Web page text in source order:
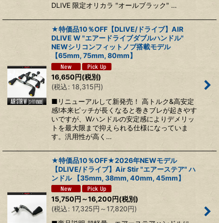
DLIVE 限定オリカラ "オールブラック" …
★特価品10％OFF【DLIVE/ドライブ】AIR
DLIVE W "エアードライブダブルハンドル"
NEWシリコンフィットノブ搭載モデル
【65mm, 75mm, 80mm】
16,650円(税別)
(税込: 18,315円)
■リニューアルして新発売！ 高トルク&高安定
感!本来ピッチが長くなると巻きブレが起きやす
いですが、Wハンドルの安定感によりデメリッ
トを最大限まで抑えられる仕様になっていま
す。汎用性が高く…
★特価品10％OFF★2026年NEWモデル
【DLIVE/ドライブ】Air Stir "エアーステア" ハ
ンドル 【35mm, 38mm, 40mm, 45mm】
15,750円 ～16,200円(税別)
(税込: 17,325円 ～17,820円)